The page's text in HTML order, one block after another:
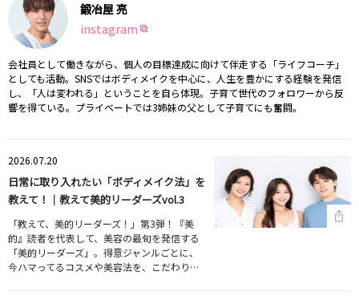
鍛冶屋 亮
instagram
会社員として働きながら、個人の目標達成に向けて伴走する「ライフコーチ」
としても活動。SNSではボディメイクを中心に、人生を豊かにする経験を発信
し、「人は変われる」ということを自ら体現。子育て世代のフォロワーから反
響を得ている。プライベートでは3姉妹の父として子育てにも奮闘。
2026.07.20
日常に取り入れたい「ボディメイク法」を
教えて！｜教えて美的リーダーズvol.3
「教えて、美的リーダーズ！」第3弾！『美
的』読者を代表して、美容の最旬を発信する
「美的リーダーズ」。得意ジャンルごとに、
今ハマってるコスメや美容法を、こだわり…